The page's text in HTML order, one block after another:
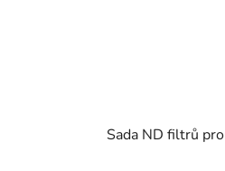
Sada ND filtrů